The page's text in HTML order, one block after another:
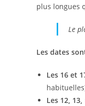
plus longues
Le
Les dates
Les 16 et
Les 12,